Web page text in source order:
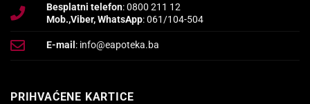
Besplatni telefon: 0800 211 12
Mob.,Viber, WhatsApp: 061/104-504
E-mail : info@eapoteka.ba
PRIHVAĆENE KARTICE